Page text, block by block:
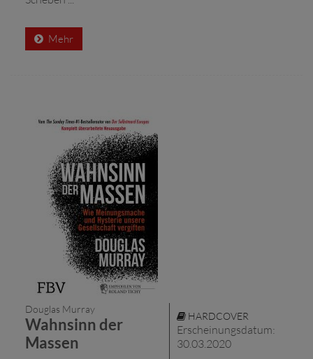
Mehr
Douglas Murray
Wahnsinn der
Massen
HARDCOVER
Erscheinungsdatum:
30.03.2020